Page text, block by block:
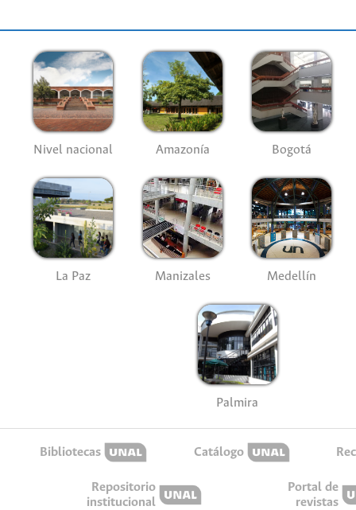
Nivel nacional Amazonía Bogotá
La Paz Manizales Medellín
Palmira
Bibliotecas Catálogo
Repositorio
institucional
Portal de
revistas